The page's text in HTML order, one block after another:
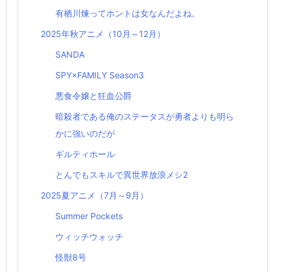
有栖川煉ってホントは女なんだよね。
2025年秋アニメ（10月～12月）
SANDA
SPY×FAMILY Season3
悪食令嬢と狂血公爵
暗殺者である俺のステータスが勇者よりも明ら
かに強いのだが
ギルティホール
とんでもスキルで異世界放浪メシ2
2025夏アニメ（7月～9月）
Summer Pockets
ウィッチウォッチ
怪獣8号